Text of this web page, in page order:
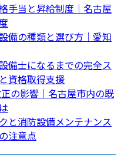
手当と昇給制度｜名古屋
備の種類と選び方｜愛知
備士になるまでの完全ス
資格取得支援
の影響｜名古屋市内の既
と消防設備メンテナンス
注意点